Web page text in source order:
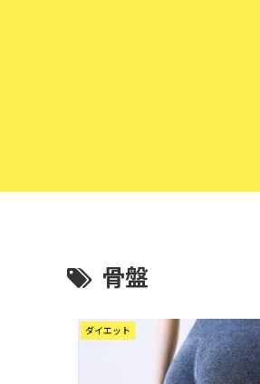
骨盤
ダイエット